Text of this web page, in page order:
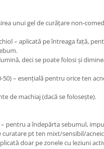
unui gel de curățare non-
– aplicată pe întreaga față,
deci se poate folosi și
50) – esențială pentru orice ten
de machiaj (dacă se folosește).
pentru a îndepărta sebumul,
curatare pt ten mixt/sensibil/
doar pe zonele cu leziuni